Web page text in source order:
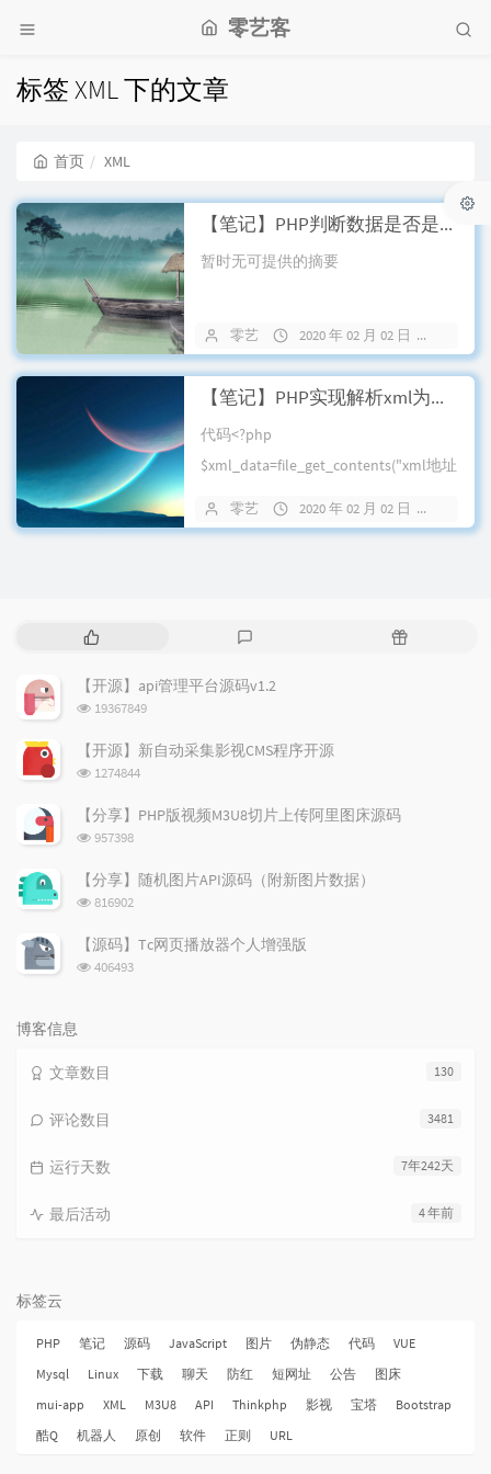
零艺客
标签 XML 下的文章
首页 XML
【笔记】PHP判断数据是否是XML格式
暂时无可提供的摘要
零艺 2020 年 02 月 02 日
【笔记】PHP实现解析xml为数组方法
代码<?php
$xml_data=file_get_contents("xml地址
零艺 2020 年 02 月 02 日
热
文
章
评
随
【开源】api管理平台源码v1.2
浏
次
数:
19367849
【开源】新自动采集影视CMS程序开源
浏
次
数:
1274844
【分享】PHP版视频M3U8切片上传阿里图床源码
浏
次
数:
957398
【分享】随机图片API源码（附新图片数据）
浏
次
数:
816902
【源码】Tc网页播放器个人增强版
浏
406493
博客信息
130
文章数目
3481
评论数目
7年242天
运行天数
4 年前
最后活动
标签云
PHP 笔记 源码 JavaScript 图片 伪静态 代码
VUE
Mysql
Linux 下载 聊天 防红 短网址 公告
图床
mui-app
XML M3U8 API Thinkphp 影视 宝塔
Bootstrap
酷Q
机器人 原创 软件 正则 URL